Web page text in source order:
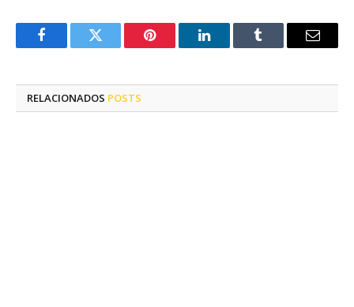
FacebookTwitter Pinterest LinkedInTumblr
E-
RELACIONADOS POSTS